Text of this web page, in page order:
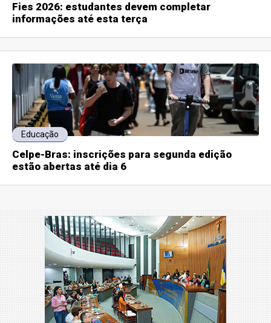
Fies 2026: estudantes devem completar
informações até esta terça
Educação
Celpe-Bras: inscrições para segunda edição
estão abertas até dia 6